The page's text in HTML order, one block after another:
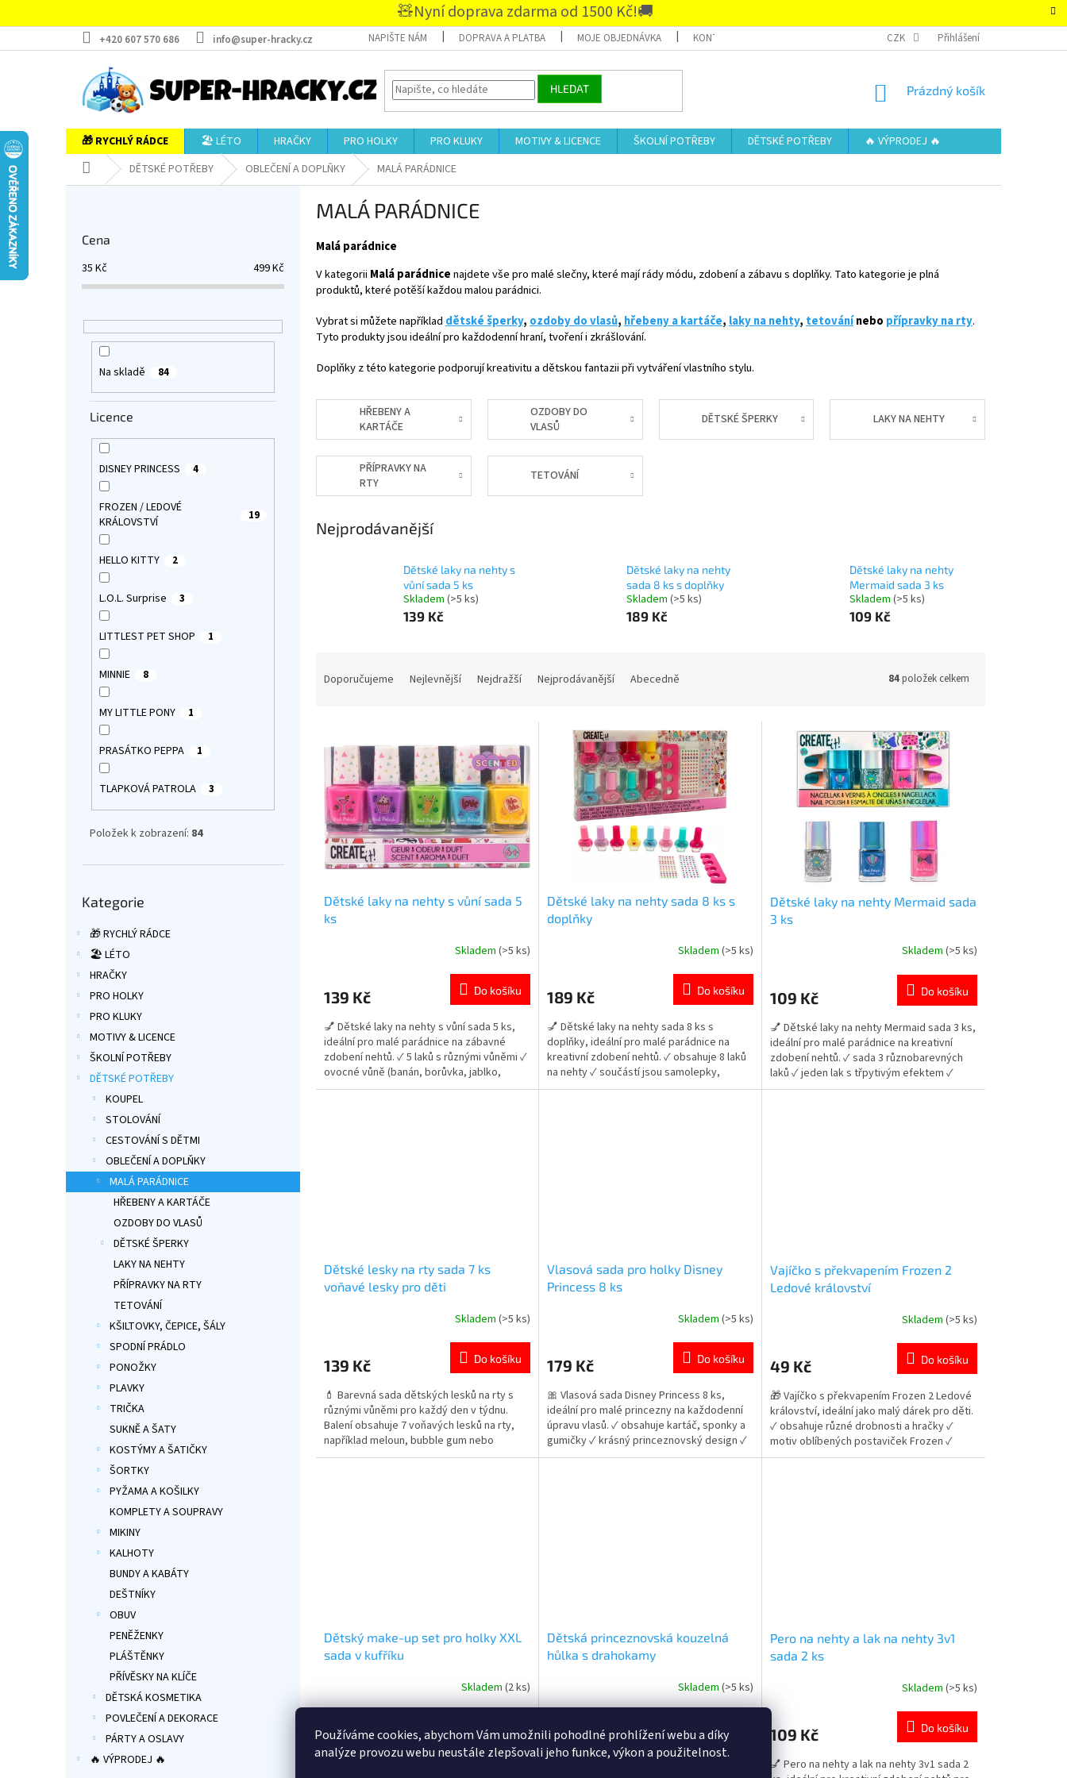
Používáme cookies, abychom Vám umožnili pohodlné prohlížení webu a díky
analýze provozu webu neustále zlepšovali jeho funkce, výkon a použitelnost.
🧸Nyní doprava zdarma od 1500 Kč!🚚
+420 607 570 686 info@super-hracky.cz NAPIŠTE NÁM DOPRAVA A PLATBA MOJE OBJEDNÁVKA KONTAKTY OBCHODNÍ PODMÍNKY – SUPER-HRACKY.CZ
CZK Přihlášení
HLEDAT
NÁKUPNÍ
Prázdný košík
🎁 RYCHLÝ RÁDCE 🏖️ LÉTO HRAČKY PRO HOLKY PRO KLUKY MOTIVY & LICENCE ŠKOLNÍ POTŘEBY DĚTSKÉ POTŘEBY
🔥 VÝPRODEJ 🔥
Domů DĚTSKÉ POTŘEBY OBLEČENÍ A DOPLŇKY MALÁ PARÁDNICE
Cena
35 Kč 499Kč
Na skladě 84
Licence
DISNEY PRINCESS 4
FROZEN / LEDOVÉ
KRÁLOVSTVÍ
19
HELLO KITTY 2
L.O.L. Surprise 3
LITTLEST PET SHOP 1
MINNIE 8
MY LITTLE PONY 1
PRASÁTKO PEPPA 1
TLAPKOVÁ PATROLA 3
Položek k zobrazení: 84
kategorie
Kategorie
🎁 RYCHLÝ RÁDCE
🏖️ LÉTO
HRAČKY
PRO HOLKY
PRO KLUKY
MOTIVY & LICENCE
ŠKOLNÍ POTŘEBY
DĚTSKÉ POTŘEBY
KOUPEL
STOLOVÁNÍ
CESTOVÁNÍ S DĚTMI
OBLEČENÍ A DOPLŇKY
MALÁ PARÁDNICE
HŘEBENY A KARTÁČE
OZDOBY DO VLASŮ
DĚTSKÉ ŠPERKY
LAKY NA NEHTY
PŘÍPRAVKY NA RTY
TETOVÁNÍ
KŠILTOVKY, ČEPICE, ŠÁLY
SPODNÍ PRÁDLO
PONOŽKY
PLAVKY
TRIČKA
SUKNĚ A ŠATY
KOSTÝMY A ŠATIČKY
ŠORTKY
PYŽAMA A KOŠILKY
KOMPLETY A SOUPRAVY
MIKINY
KALHOTY
BUNDY A KABÁTY
DEŠTNÍKY
OBUV
PENĚŽENKY
PLÁŠTĚNKY
PŘÍVĚSKY NA KLÍČE
DĚTSKÁ KOSMETIKA
POVLEČENÍ A DEKORACE
PÁRTY A OSLAVY
🔥 VÝPRODEJ 🔥
MALÁ PARÁDNICE
Malá parádnice
V kategorii Malá parádnicenajdete vše pro malé slečny, které mají rády módu, zdobení a zábavu s doplňky. Tato kategorie je plná
produktů, které potěší každou malou parádnici.
Vybrat si můžete například dětské šperky, ozdoby do vlasů, hřebeny a kartáče, laky na nehty, tetovánínebo přípravky na rty.
Tyto produkty jsou ideální pro každodenní hraní, tvoření i zkrášlování.
Doplňky z této kategorie podporují kreativitu a dětskou fantazii při vytváření vlastního stylu.
HŘEBENY A
KARTÁČE
OZDOBY DO
VLASŮ
DĚTSKÉ ŠPERKY LAKY NA NEHTY
PŘÍPRAVKY NA
RTY
TETOVÁNÍ
Nejprodávanější
Dětské laky na nehty s
vůní sada 5 ks
Skladem (>5 ks)
139 Kč
Dětské laky na nehty
sada 8 ks s doplňky
Skladem (>5 ks)
189 Kč
Dětské laky na nehty
Mermaid sada 3 ks
Skladem (>5 ks)
109 Kč
Doporučujeme Nejlevnější Nejdražší Nejprodávanější Abecedně 84položek celkem
Dětské laky na nehty s vůní sada 5
ks
je
z
5
hvězdiček.
Skladem (>5 ks)
139 Kč Do košíku
💅 Dětské laky na nehty s vůní sada 5 ks,
ideální pro malé parádnice na zábavné
zdobení nehtů. ✓ 5 laků s různými vůněmi ✓
ovocné vůně (banán, borůvka, jablko,
hrozny, malina) ✓ barevné a hravé
Dětské laky na nehty sada 8 ks s
doplňky
je
z
5
hvězdiček.
Skladem (>5 ks)
189 Kč Do košíku
💅 Dětské laky na nehty sada 8 ks s
doplňky, ideální pro malé parádnice na
kreativní zdobení nehtů. ✓ obsahuje 8 laků
na nehty ✓ součástí jsou samolepky,
kamínky a separátor ✓ ideální pro domácí
Dětské laky na nehty Mermaid sada
3 ks
je
z
5
hvězdiček.
Skladem (>5 ks)
109 Kč Do košíku
💅 Dětské laky na nehty Mermaid sada 3 ks,
ideální pro malé parádnice na kreativní
zdobení nehtů. ✓ sada 3 různobarevných
laků ✓ jeden lak s třpytivým efektem ✓
stylový design s metalickými uzávěry 👉
Dětské lesky na rty sada 7 ks
voňavé lesky pro děti
je
z
5
hvězdiček.
Skladem (>5 ks)
139 Kč Do košíku
💄 Barevná sada dětských lesků na rty s
různými vůněmi pro každý den v týdnu.
Balení obsahuje 7 voňavých lesků na rty,
například meloun, bubble gum nebo
vanilku. 🍉🍬 👉 Více produktů pro holky
Vlasová sada pro holky Disney
Princess 8 ks
je
z
5
hvězdiček.
Skladem (>5 ks)
179 Kč Do košíku
🎀 Vlasová sada Disney Princess 8 ks,
ideální pro malé princezny na každodenní
úpravu vlasů. ✓ obsahuje kartáč, sponky a
gumičky ✓ krásný princeznovský design ✓
ideální jako dárek pro holky 👉 Více
Vajíčko s překvapením Frozen 2
Ledové království
je
z
5
hvězdiček.
Skladem (>5 ks)
49 Kč Do košíku
🎁 Vajíčko s překvapením Frozen 2 Ledové
království, ideální jako malý dárek pro děti.
✓ obsahuje různé drobnosti a hračky ✓
motiv oblíbených postaviček Frozen ✓
každé balení je jiné 👉 Více produktů s
Dětský make-up set pro holky XXL
sada v kufříku
hodnocení
je
5,0
Skladem (2 ks)
499 Kč Do košíku
💄 Dětský make-up set pro holky XXL sada
Dětská princeznovská kouzelná
hůlka s drahokamy
hodnocení
je
5,0
Skladem (>5 ks)
35 Kč Do košíku
Třpytivá kouzelná hůlka s barevnými
Pero na nehty a lak na nehty 3v1
sada 2 ks
hodnocení
je
z
Skladem (>5 ks)
109 Kč Do košíku
💅 Pero na nehty a lak na nehty 3v1 sada 2